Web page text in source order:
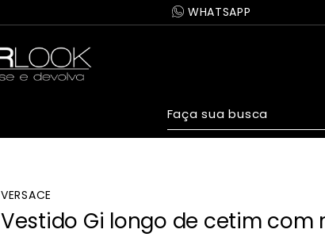
WHATSAPP
Faça sua busca
VERSACE
Vestido Gi longo de cetim com